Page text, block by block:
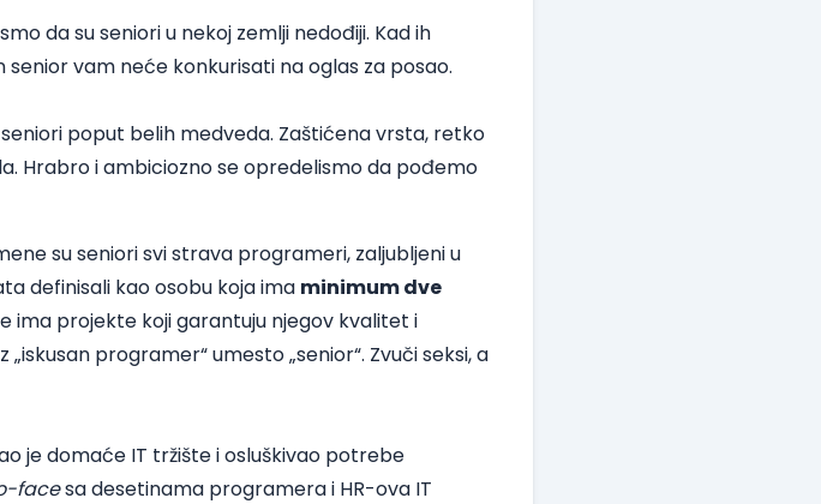
da su seniori u nekoj zemlji nedođiji. Kad ih
vam neće konkurisati na oglas za posao.
poput belih medveda. Zaštićena vrsta, retko
Hrabro i ambiciozno se opredelismo da pođemo
su seniori svi strava programeri, zaljubljeni u
definisali kao osobu koja ima minimum dve
ima projekte koji garantuju njegov kvalitet i
programer“ umesto „senior“. Zvuči seksi, a
je domaće IT tržište i osluškivao potrebe
facesa desetinama programera i HR-ova IT